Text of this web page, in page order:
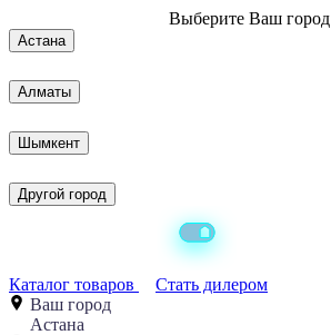
Выберите Ваш город
Астана
Алматы
Шымкент
Другой город
Каталог товаров
Стать дилером
Ваш город
Астана